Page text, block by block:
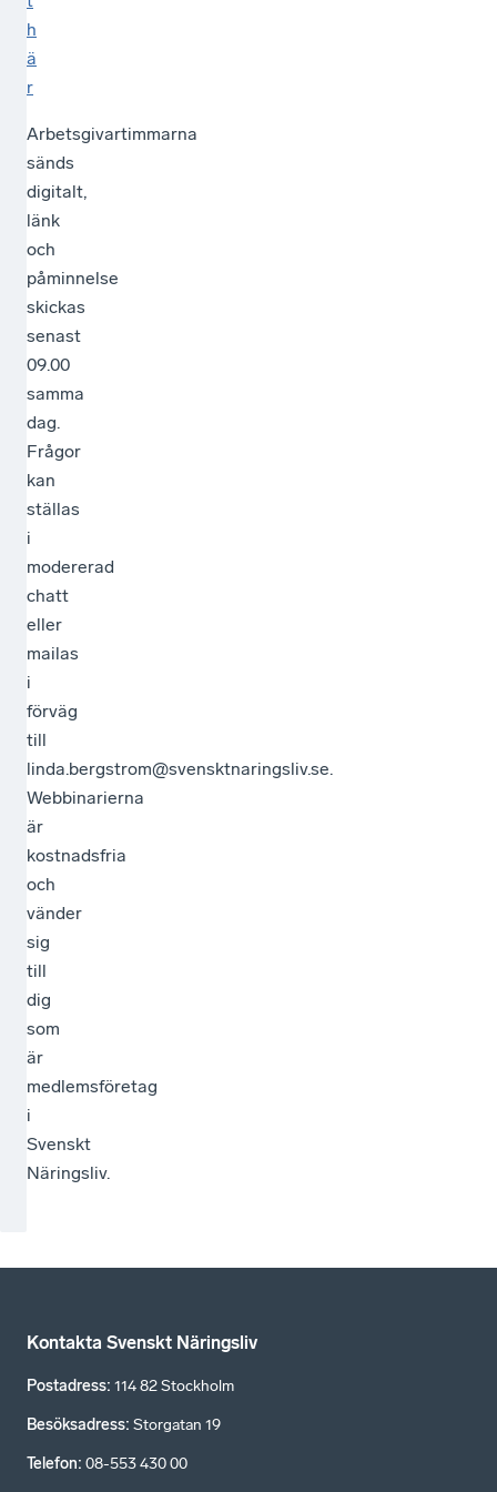
h
ä
r
Arbetsgivartimmarna
sänds
digitalt,
länk
och
påminnelse
skickas
senast
09.00
samma
dag.
Frågor
kan
ställas
i
modererad
chatt
eller
mailas
i
förväg
till
linda.bergstrom@svensktnaringsliv.se.
Webbinarierna
är
kostnadsfria
och
vänder
sig
till
dig
som
är
medlemsföretag
i
Svenskt
Näringsliv.
Kontakta Svenskt Näringsliv
Postadress: 114 82 Stockholm
Besöksadress: Storgatan 19
Telefon: 08-553 430 00